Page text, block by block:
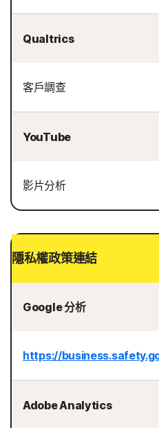
Qualtrics
客戶調查
YouTube
影片分析
隱私權政策連結
Google 分析
https://
Adobe Analytics